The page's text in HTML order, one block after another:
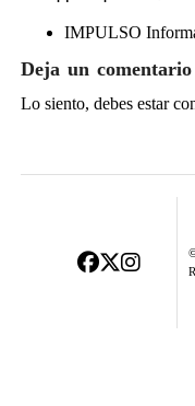
IMPULSO
Deja un comentario
Lo siento, debes estar